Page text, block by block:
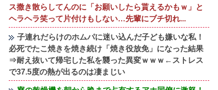
ス撒き散らしてんのに「お願いしたら貰えるかもｗ」と
ヘラヘラ笑って片付けもしない…先輩にブチ切れ...
子連れだらけのホムパに迷い込んだ子ども嫌いな私！
必死でたこ焼きを焼き続け「焼き役放免」になった結果
⇒耐え抜いて帰宅した私を襲った異変ｗｗｗ←ストレス
で37.5度の熱が出るのは凄まじい